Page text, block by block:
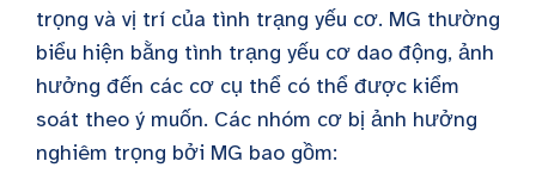
trọng và vị trí của tình trạng yếu cơ. MG thường
biểu hiện bằng tình trạng yếu cơ dao động, ảnh
hưởng đến các cơ cụ thể có thể được kiểm
soát theo ý muốn. Các nhóm cơ bị ảnh hưởng
nghiêm trọng bởi MG bao gồm: